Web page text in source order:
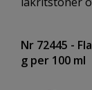
Nr 72445 -
g per 100 ml